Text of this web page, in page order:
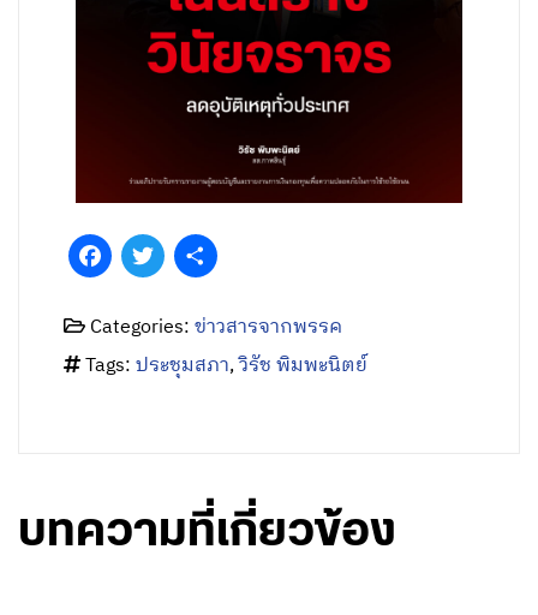
FacebookTwitter
Categories:ข่าวสารจากพรรค
Tags:ประชุมสภา,วิรัช พิมพะนิตย์
บทความที่เกี่ยวข้อง